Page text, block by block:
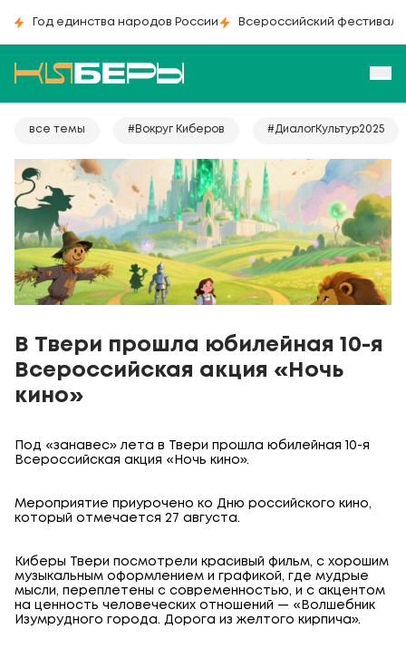
Год единства народов России Всероссийский фестиваль
все темы #Вокруг Киберов #ДиалогКультур2025
В Твери прошла юбилейная 10-я
Всероссийская акция «Ночь
кино»
Под «занавес» лета в Твери прошла юбилейная 10-я
Всероссийская акция «Ночь кино».
Мероприятие приурочено ко Дню российского кино,
который отмечается 27 августа.
Киберы Твери посмотрели красивый фильм, с хорошим
музыкальным оформлением и графикой, где мудрые
мысли, переплетены с современностью, и с акцентом
на ценность человеческих отношений — «Волшебник
Изумрудного города. Дорога из желтого кирпича».